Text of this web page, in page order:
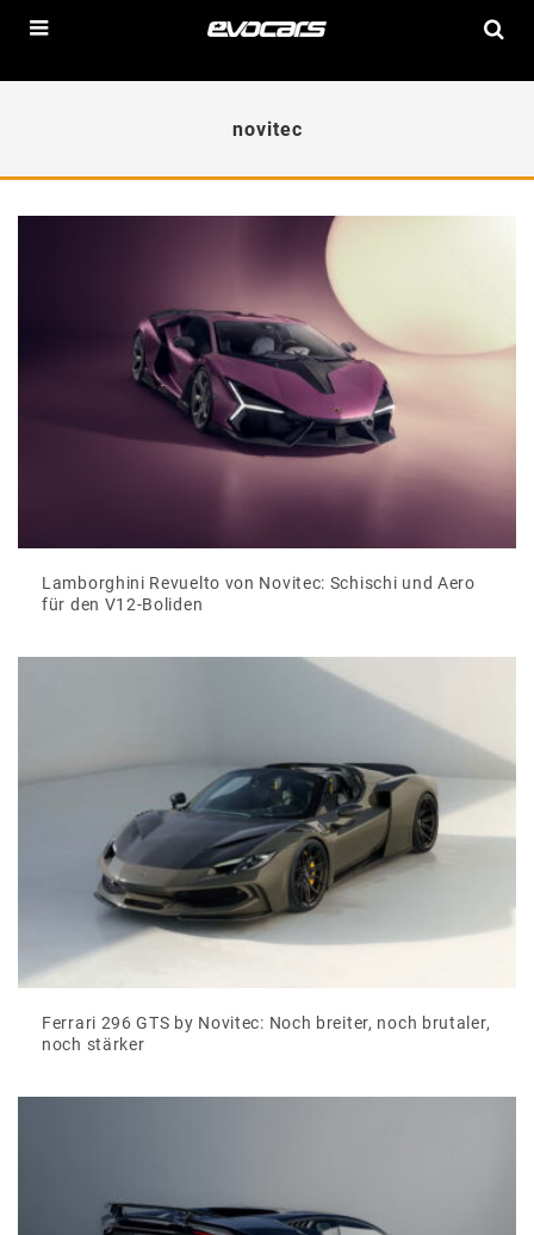
novitec
Lamborghini Revuelto von Novitec: Schischi und Aero
für den V12-Boliden
Ferrari 296 GTS by Novitec: Noch breiter, noch brutaler,
noch stärker